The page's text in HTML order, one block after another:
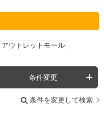
アウトレットモール
条件変更
条件を変更して検索